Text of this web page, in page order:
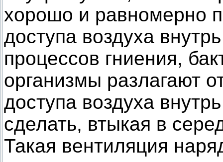
хорошо и равномерно
доступа воздуха
процессов гниения,
организмы разлагают
доступа воздуха
сделать, втыкая в
Такая вентиляция